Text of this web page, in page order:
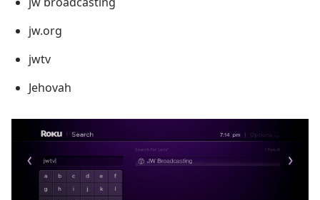
jw.org
jwtv
Jehovah